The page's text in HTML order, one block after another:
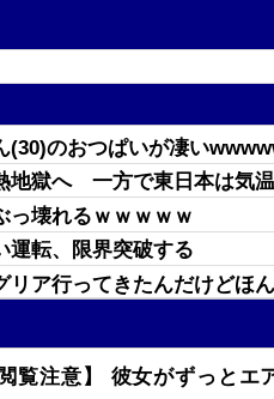
(30)のおつぱいが凄い
地獄へ 一方で東日本は気
っ壊れるｗｗｗｗｗ
運転、限界突破する
リア行ってきたんだけどほ
社（Android勢？）はすぐに
巻買ってる層、ガチで判明
子、かわいくていい匂いす
閲覧注意】 彼女がずっと